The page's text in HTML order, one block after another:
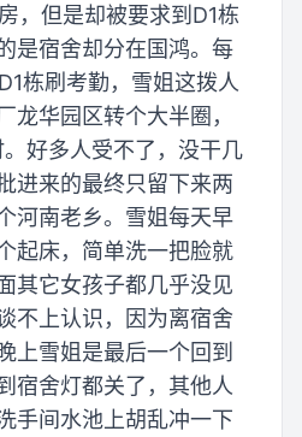
，但是却被要求到D1栋
是宿舍却分在国鸿。每
栋刷考勤，雪姐这拨人
龙华园区转个大半圈，
好多人受不了，没干几
进来的最终只留下来两
河南老乡。雪姐每天早
起床，简单洗一把脸就
其它女孩子都几乎没见
不上认识，因为离宿舍
上雪姐是最后一个回到
宿舍灯都关了，其他人
手间水池上胡乱冲一下